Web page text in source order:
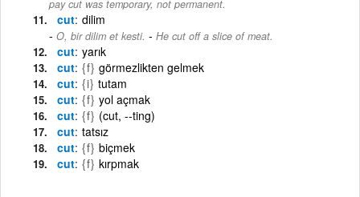
pay cut was temporary, not permanent.
cut dilim
O, bir dilim et kesti. - He cut off a slice of meat.
cut yarık
cut {f} görmezlikten gelmek
cut {i} tutam
cut {f} yol açmak
cut {f} (cut, --ting)
cut tatsız
cut {f} biçmek
cut {f} kırpmak